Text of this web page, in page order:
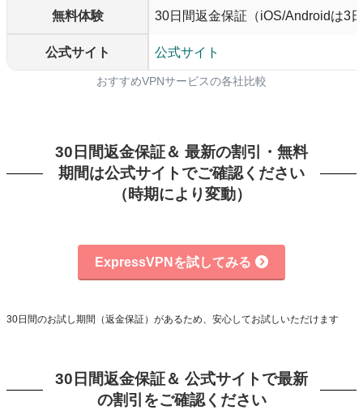
無料体験 30日間返金保証（iOS/Androidは3
公式サイト 公式サイト
おすすめVPNサービスの各社比較
30日間返金保証＆ 最新の割引・無料
期間は公式サイトでご確認ください
（時期により変動）
ExpressVPNを試してみる
30日間のお試し期間（返金保証）があるため、安心してお試しいただけます
30日間返金保証＆ 公式サイトで最新
の割引をご確認ください